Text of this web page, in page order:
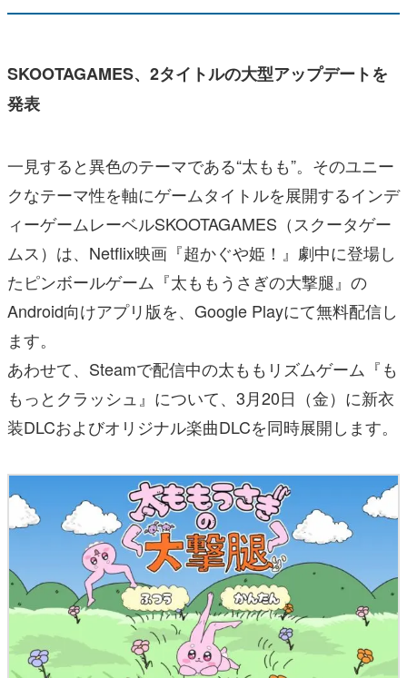
SKOOTAGAMES、2タイトルの大型アップデートを
発表
一見すると異色のテーマである“太もも”。そのユニー
クなテーマ性を軸にゲームタイトルを展開するインデ
ィーゲームレーベルSKOOTAGAMES（スクータゲー
ムス）は、Netflix映画『超かぐや姫！』劇中に登場し
たピンボールゲーム『太ももうさぎの大撃腿』の
Android向けアプリ版を、Google Playにて無料配信し
ます。
あわせて、Steamで配信中の太ももリズムゲーム『も
もっとクラッシュ』について、3月20日（金）に新衣
装DLCおよびオリジナル楽曲DLCを同時展開します。